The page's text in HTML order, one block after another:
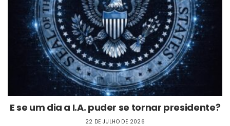
E se um dia a I.A. puder se tornar presidente?
22 DE JULHO DE 2026